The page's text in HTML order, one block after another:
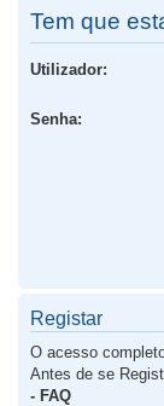
Tem que
Utilizador:
Senha:
Registar
O acesso
Antes de se
- FAQ